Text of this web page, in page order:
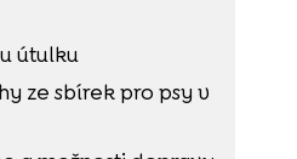
útulku
ze sbírek pro psy v